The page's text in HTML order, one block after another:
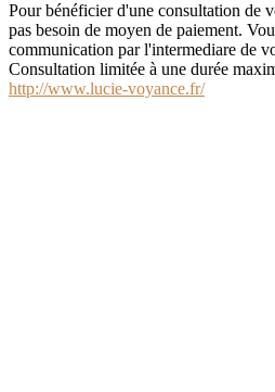
Pour bénéficier d'une consultation de
pas besoin de moyen de paiement.
communication par l'intermediare de
Consultation limitée à une durée
http://www.lucie-voyance.fr/